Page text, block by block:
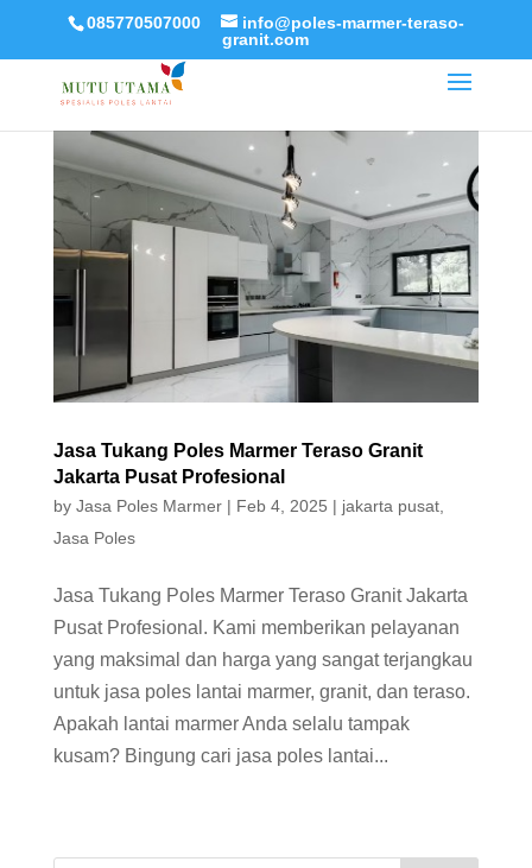
085770507000
info@poles-marmer-teraso-
granit.com
Jasa Tukang Poles Marmer Teraso Granit
Jakarta Pusat Profesional
by Jasa Poles Marmer| Feb 4, 2025 | jakarta pusat,
Jasa Poles
Jasa Tukang Poles Marmer Teraso Granit Jakarta
Pusat Profesional. Kami memberikan pelayanan
yang maksimal dan harga yang sangat terjangkau
untuk jasa poles lantai marmer, granit, dan teraso.
Apakah lantai marmer Anda selalu tampak
kusam? Bingung cari jasa poles lantai...